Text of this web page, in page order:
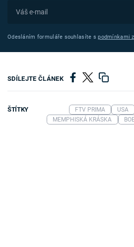
Odesláním formuláře souhlasíte spodmínkami
SDÍLEJTE ČLÁNEK
ŠTÍTKY FTV PRIMA USA
MEMPHISKÁ KRÁSKA